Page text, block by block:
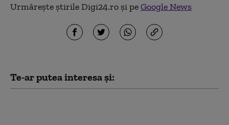
Urmărește știrile Digi24.ro și peGoogle News
Te-ar putea interesa și: